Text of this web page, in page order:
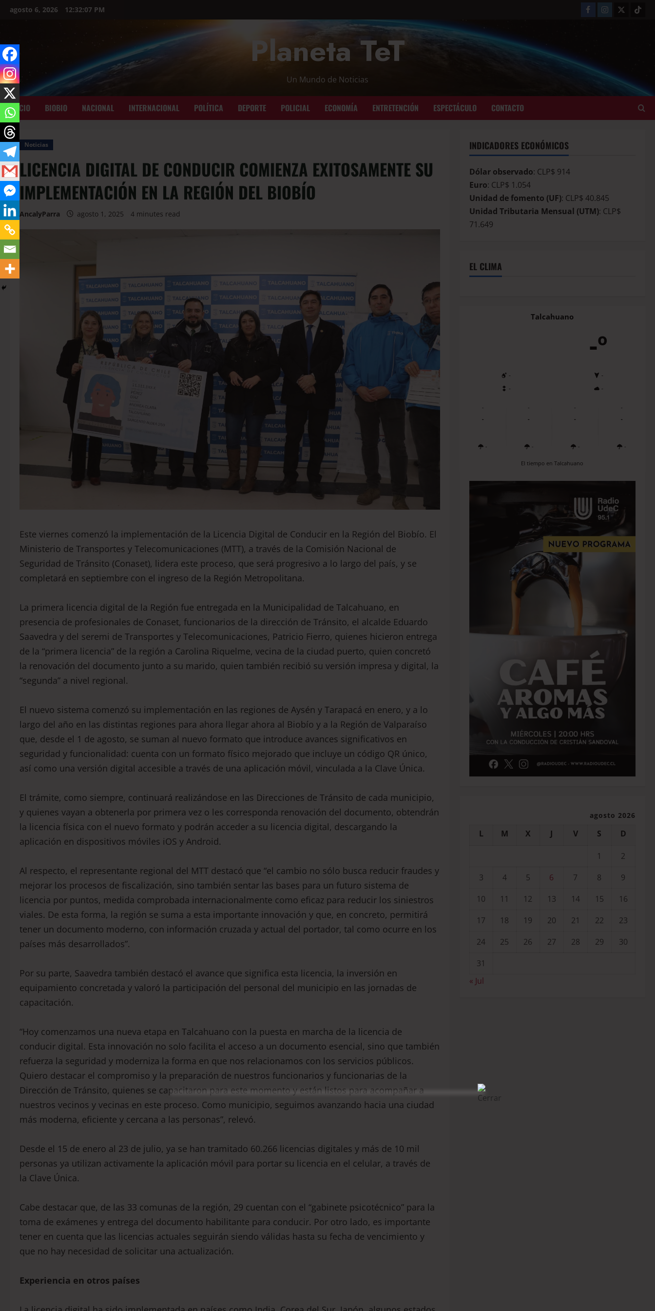
agosto 6, 2026 12:32:08 PM
Planeta TeT
Un Mundo de Noticias
INICIO BIOBIO NACIONAL INTERNACIONAL POLÍTICA DEPORTE POLICIAL ECONOMÍA ENTRETENCIÓN ESPECTÁCULO CONTACTO
Noticias
LICENCIA DIGITAL DE CONDUCIR COMIENZA EXITOSAMENTE SU
IMPLEMENTACIÓN EN LA REGIÓN DEL BIOBÍO
AncalyParra agosto 1, 2025 4 minutes read
Este viernes comenzó la implementación de la Licencia Digital de Conducir en la Región del Biobío. El
Ministerio de Transportes y Telecomunicaciones (MTT), a través de la Comisión Nacional de
Seguridad de Tránsito (Conaset), lidera este proceso, que será progresivo a lo largo del país, y se
completará en septiembre con el ingreso de la Región Metropolitana.
La primera licencia digital de la Región fue entregada en la Municipalidad de Talcahuano, en
presencia de profesionales de Conaset, funcionarios de la dirección de Tránsito, el alcalde Eduardo
Saavedra y del seremi de Transportes y Telecomunicaciones, Patricio Fierro, quienes hicieron entrega
de la “primera licencia” de la región a Carolina Riquelme, vecina de la ciudad puerto, quien concretó
la renovación del documento junto a su marido, quien también recibió su versión impresa y digital, la
“segunda” a nivel regional.
El nuevo sistema comenzó su implementación en las regiones de Aysén y Tarapacá en enero, y a lo
largo del año en las distintas regiones para ahora llegar ahora al Biobío y a la Región de Valparaíso
que, desde el 1 de agosto, se suman al nuevo formato que introduce avances significativos en
seguridad y funcionalidad: cuenta con un formato físico mejorado que incluye un código QR único,
así como una versión digital accesible a través de una aplicación móvil, vinculada a la Clave Única.
El trámite, como siempre, continuará realizándose en las Direcciones de Tránsito de cada municipio,
y quienes vayan a obtenerla por primera vez o les corresponda renovación del documento, obtendrán
la licencia física con el nuevo formato y podrán acceder a su licencia digital, descargando la
aplicación en dispositivos móviles iOS y Android.
Al respecto, el representante regional del MTT destacó que “el cambio no sólo busca reducir fraudes y
mejorar los procesos de fiscalización, sino también sentar las bases para un futuro sistema de
licencia por puntos, medida comprobada internacionalmente como eficaz para reducir los siniestros
viales. De esta forma, la región se suma a esta importante innovación y que, en concreto, permitirá
tener un documento moderno, con información cruzada y actual del portador, tal como ocurre en los
países más desarrollados”.
Por su parte, Saavedra también destacó el avance que significa esta licencia, la inversión en
equipamiento concretada y valoró la participación del personal del municipio en las jornadas de
capacitación.
“Hoy comenzamos una nueva etapa en Talcahuano con la puesta en marcha de la licencia de
conducir digital. Esta innovación no solo facilita el acceso a un documento esencial, sino que también
refuerza la seguridad y moderniza la forma en que nos relacionamos con los servicios públicos.
Quiero destacar el compromiso y la preparación de nuestros funcionarios y funcionarias de la
Dirección de Tránsito, quienes se capacitaron para este momento y están listos para acompañar a
nuestros vecinos y vecinas en este proceso. Como municipio, seguimos avanzando hacia una ciudad
más moderna, eficiente y cercana a las personas”, relevó.
Desde el 15 de enero al 23 de julio, ya se han tramitado 60.266 licencias digitales y más de 10 mil
personas ya utilizan activamente la aplicación móvil para portar su licencia en el celular, a través de
la Clave Única.
Cabe destacar que, de las 33 comunas de la región, 29 cuentan con el “gabinete psicotécnico” para la
toma de exámenes y entrega del documento habilitante para conducir. Por otro lado, es importante
tener en cuenta que las licencias actuales seguirán siendo válidas hasta su fecha de vencimiento y
que no hay necesidad de solicitar una actualización.
Experiencia en otros países
INDICADORES ECONÓMICOS
Dólar observado: CLP$ 914
Euro: CLP$ 1.054
Unidad de fomento (UF): CLP$ 40.845
Unidad Tributaria Mensual (UTM): CLP$
71.649
EL CLIMA
Talcahuano
-º
-
-
-
-
-
-
-
-
-
-
-
-
-
-
-
-
El tiempo en Talcahuano
agosto 2026
L M X J V S D
1
2
3
4 5 6 7 8
9
10
11 12 13 14 15
16
17
18 19 20 21 22
23
24
25 26 27 28 29
30
31
« Jul